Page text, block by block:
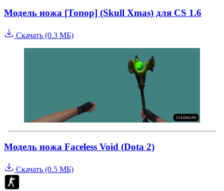
Модель ножа [Топор] (Skull Xmas) для CS 1.6
Скачать (0.3 МБ)
Модель ножа Faceless Void (Dota 2)
Скачать (0.5 МБ)